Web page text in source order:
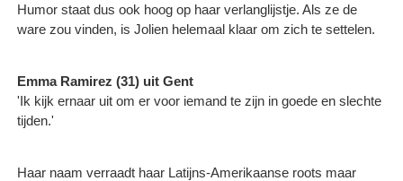
Humor staat dus ook hoog op haar verlanglijstje. Als ze de
ware zou vinden, is Jolien helemaal klaar om zich te settelen.
Emma Ramirez (31) uit Gent
'Ik kijk ernaar uit om er voor iemand te zijn in goede en slechte
tijden.'
Haar naam verraadt haar Latijns-Amerikaanse roots maar